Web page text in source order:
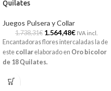
Quilates
Juegos Pulsera y Collar
1.738,31€ 1.564,48€ IVA incl.
Encantadoras flores intercaladas la de
este collar elaborado en Oro bicolor
de 18 Quilates.